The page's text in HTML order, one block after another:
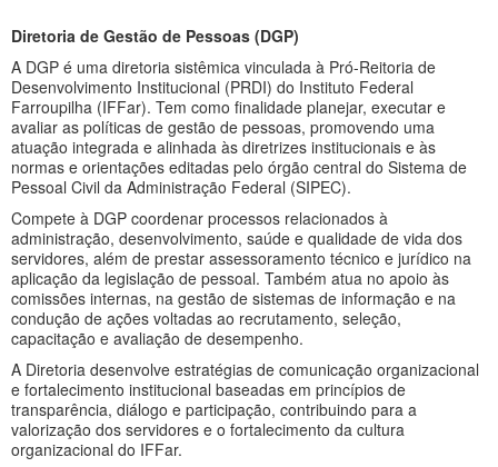
Diretoria de Gestão de Pessoas (DGP)
A DGP é uma diretoria sistêmica vinculada à Pró-Reitoria de
Desenvolvimento Institucional (PRDI) do Instituto Federal
Farroupilha (IFFar). Tem como finalidade planejar, executar e
avaliar as políticas de gestão de pessoas, promovendo uma
atuação integrada e alinhada às diretrizes institucionais e às
normas e orientações editadas pelo órgão central do Sistema de
Pessoal Civil da Administração Federal (SIPEC).
Compete à DGP coordenar processos relacionados à
administração, desenvolvimento, saúde e qualidade de vida dos
servidores, além de prestar assessoramento técnico e jurídico na
aplicação da legislação de pessoal. Também atua no apoio às
comissões internas, na gestão de sistemas de informação e na
condução de ações voltadas ao recrutamento, seleção,
capacitação e avaliação de desempenho.
A Diretoria desenvolve estratégias de comunicação organizacional
e fortalecimento institucional baseadas em princípios de
transparência, diálogo e participação, contribuindo para a
valorização dos servidores e o fortalecimento da cultura
organizacional do IFFar.